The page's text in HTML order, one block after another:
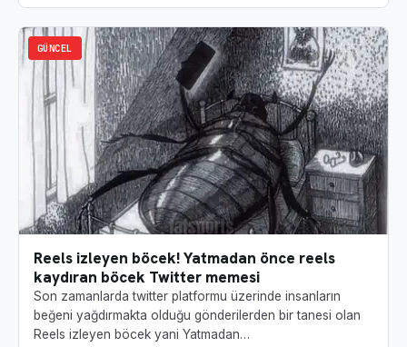
GÜNCEL
Reels izleyen böcek! Yatmadan önce reels
kaydıran böcek Twitter memesi
Son zamanlarda twitter platformu üzerinde insanların
beğeni yağdırmakta olduğu gönderilerden bir tanesi olan
Reels izleyen böcek yani Yatmadan…